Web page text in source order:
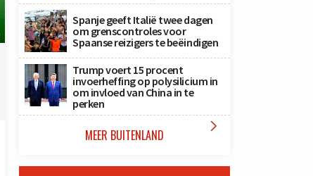
Spanje geeft Italië twee dagen
om grenscontroles voor
Spaanse reizigers te beëindigen
Trump voert 15 procent
invoerheffing op polysilicium in
om invloed van China in te
perken
MEER BUITENLAND 